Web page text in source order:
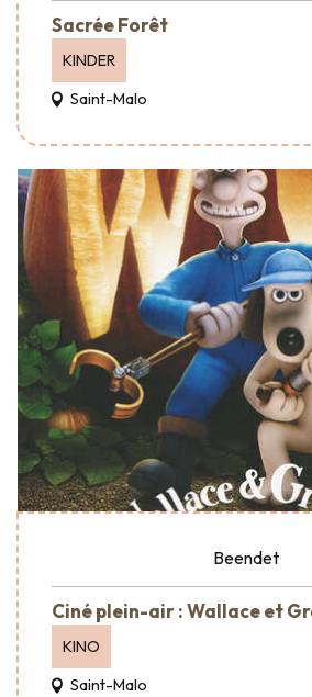
Sacrée Forêt
KINDER
Saint-Malo
Beendet
Ciné plein-air : Wallace et
KINO
Saint-Malo